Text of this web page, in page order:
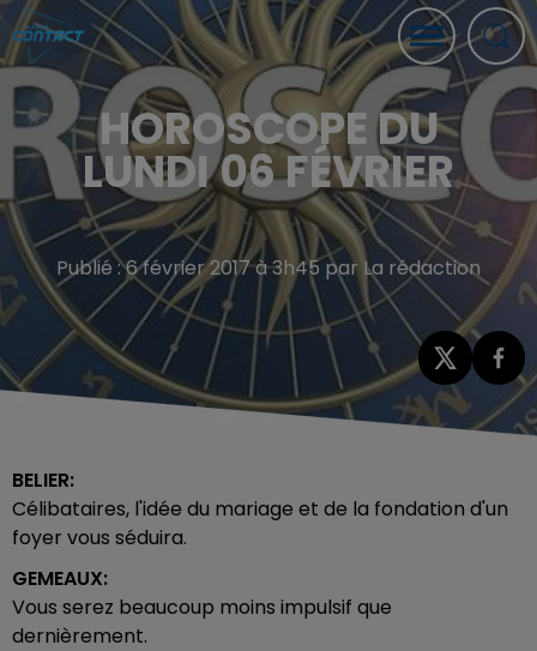
HOROSCOPE DU
LUNDI 06 FÉVRIER
Publié : 6 février 2017 à 3h45 par La rédaction
BELIER:
Célibataires, l'idée du mariage et de la fondation d'un
foyer vous séduira.
GEMEAUX:
Vous serez beaucoup moins impulsif que
dernièrement.